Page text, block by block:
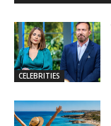
CELEBRITIES